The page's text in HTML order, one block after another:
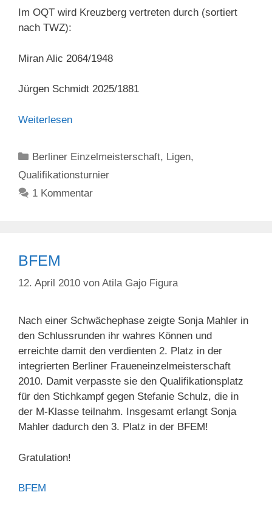
Im OQT wird Kreuzberg vertreten durch (sortiert
nach TWZ):
Miran Alic 2064/1948
Jürgen Schmidt 2025/1881
Weiterlesen
Kategorien
Berliner Einzelmeisterschaft, Ligen,
Qualifikationsturnier
1 Kommentar
BFEM
12. April 2010 von Atila Gajo Figura
Nach einer Schwächephase zeigte Sonja Mahler in
den Schlussrunden ihr wahres Können und
erreichte damit den verdienten 2. Platz in der
integrierten Berliner Fraueneinzelmeisterschaft
2010. Damit verpasste sie den Qualifikationsplatz
für den Stichkampf gegen Stefanie Schulz, die in
der M-Klasse teilnahm. Insgesamt erlangt Sonja
Mahler dadurch den 3. Platz in der BFEM!
Gratulation!
BFEM